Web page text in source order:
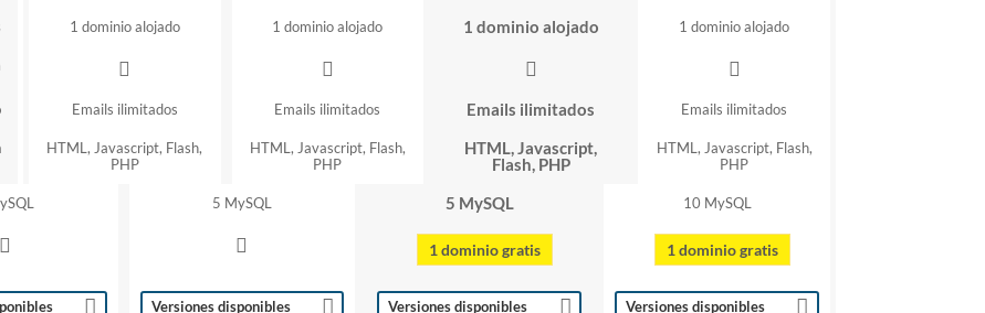
1 dominio alojado 1 dominio alojado 1 dominio alojado 1 dominio alojado
Emails ilimitados Emails ilimitados Emails ilimitados Emails ilimitados
HTML, Javascript, Flash,
PHP
HTML, Javascript, Flash,
PHP
HTML, Javascript,
Flash, PHP
HTML, Javascript, Flash,
PHP
5 MySQL 5 MySQL 10 MySQL
1 dominio gratis 1 dominio gratis
Versiones disponibles Versiones disponibles Versiones disponibles